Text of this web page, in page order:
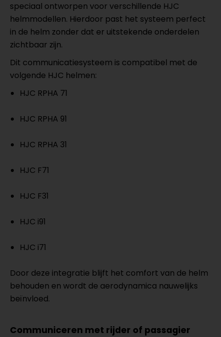
speciaal ontworpen voor verschillende HJC
helmmodellen. Hierdoor past het systeem perfect
in de helm zonder dat er uitstekende onderdelen
zichtbaar zijn.
Dit communicatiesysteem is compatibel met de
volgende HJC helmen:
HJC RPHA 71
HJC RPHA 91
HJC RPHA 31
HJC F71
HJC F31
HJC i91
HJC i71
Door deze integratie blijft het comfort van de helm
behouden en wordt de aerodynamica nauwelijks
beïnvloed.
Communiceren met rijder of passagier